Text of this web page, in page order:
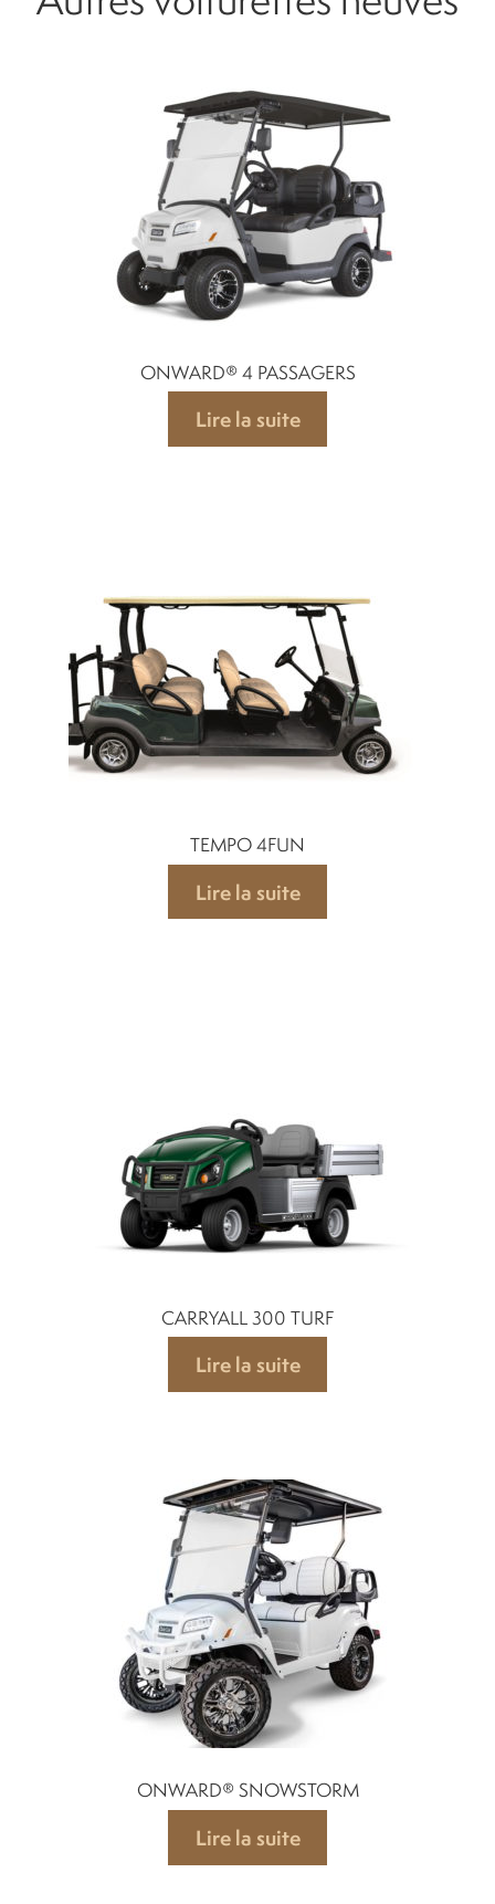
ONWARD® 4 PASSAGERS
Lire la suite
TEMPO 4FUN
Lire la suite
CARRYALL 300 TURF
Lire la suite
ONWARD® SNOWSTORM
Lire la suite